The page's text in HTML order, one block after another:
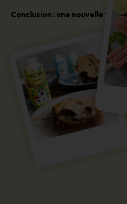
Conclusion : une nouvelle façon